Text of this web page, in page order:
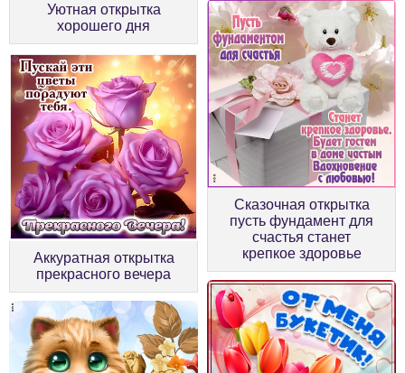
Уютная открытка
хорошего дня
Аккуратная открытка
прекрасного вечера
Сказочная открытка
пусть фундамент для
счастья станет
крепкое здоровье